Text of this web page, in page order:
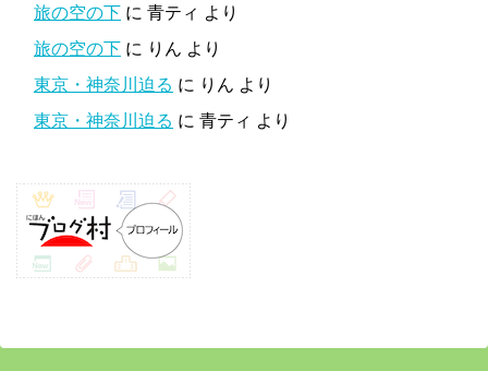
旅の空の下 に 青ティ より
旅の空の下 に りん より
東京・神奈川迫る に りん より
東京・神奈川迫る に 青ティ より